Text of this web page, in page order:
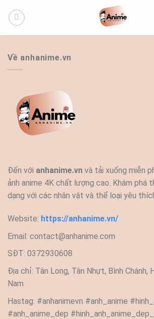
qua
Về anhanime.vn
Đến với anhanime.vn và tải xuống miễn
ảnh anime 4K chất lượng cao. Khám phá
dạng với các nhân vật và thể loại yêu
Website: https://anhanime.vn/
Email: contact@anhanime.com
SĐT: 0372930608
Địa chỉ: Tân Long, Tân Nhựt, Bình Chánh,
Nam
Hastag: #anhanimevn #anh_anime
#anh_anime_dep